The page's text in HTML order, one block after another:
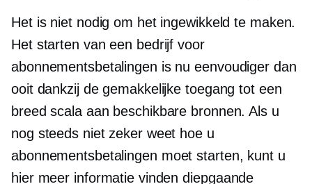
Het is niet nodig om het ingewikkeld te maken.
Het starten van een bedrijf voor
abonnementsbetalingen is nu eenvoudiger dan
ooit dankzij de gemakkelijke toegang tot een
breed scala aan beschikbare bronnen. Als u
nog steeds niet zeker weet hoe u
abonnementsbetalingen moet starten, kunt u
hier meer informatie vindendiepgaande